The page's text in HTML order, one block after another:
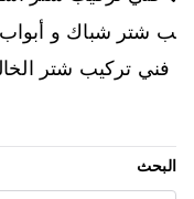
ب شتر شباك و أبواب
البحث